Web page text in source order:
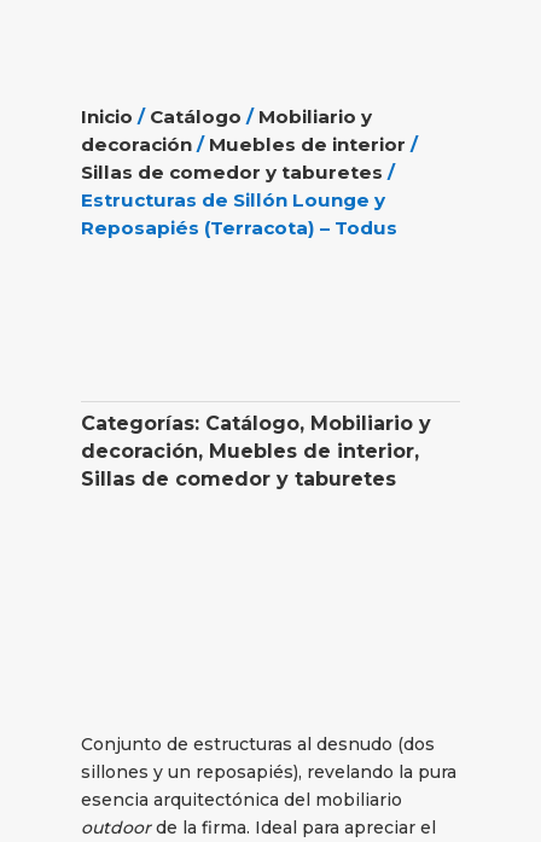
Inicio / Catálogo / Mobiliario y
decoración / Muebles de interior /
Sillas de comedor y taburetes /
Estructuras de Sillón Lounge y
Reposapiés (Terracota) – Todus
Categorías: Catálogo, Mobiliario y
decoración, Muebles de interior,
Sillas de comedor y taburetes
Conjunto de estructuras al desnudo (dos
sillones y un reposapiés), revelando la pura
esencia arquitectónica del mobiliario
outdoorde la firma. Ideal para apreciar el